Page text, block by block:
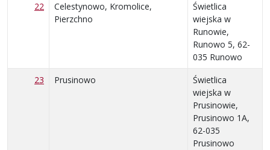
22
Celestynowo, Kromolice,
Pierzchno
Świetlica
wiejska w
Runowie,
Runowo 5, 62-
035 Runowo
23
Prusinowo
Świetlica
wiejska w
Prusinowie,
Prusinowo 1A,
62-035
Prusinowo